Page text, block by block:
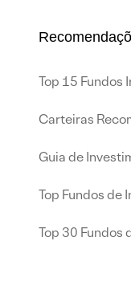
Top 15 Fundos
Carteiras
Guia de
Top Fundos de
Top 30 Fundos